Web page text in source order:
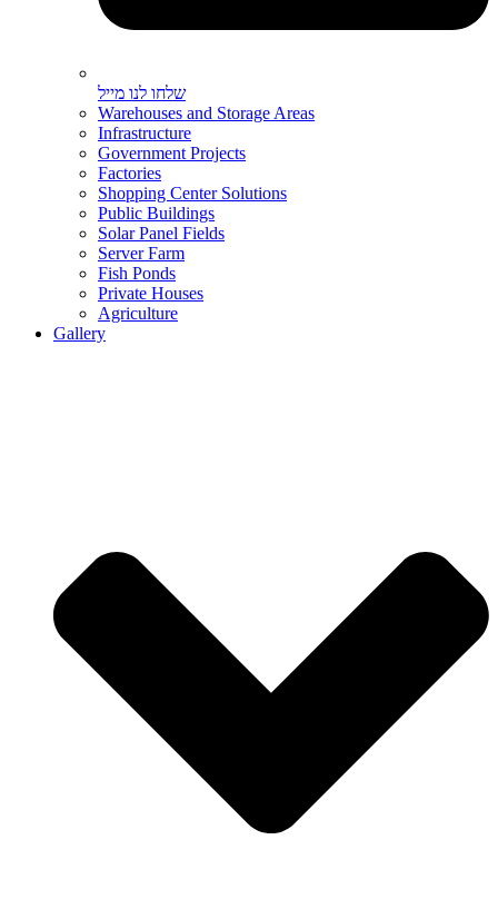
שלחו לנו מייל
Warehouses and Storage Areas
Infrastructure
Government Projects
Factories
Shopping Center Solutions
Public Buildings
Solar Panel Fields
Server Farm
Fish Ponds
Private Houses
Agriculture
Gallery